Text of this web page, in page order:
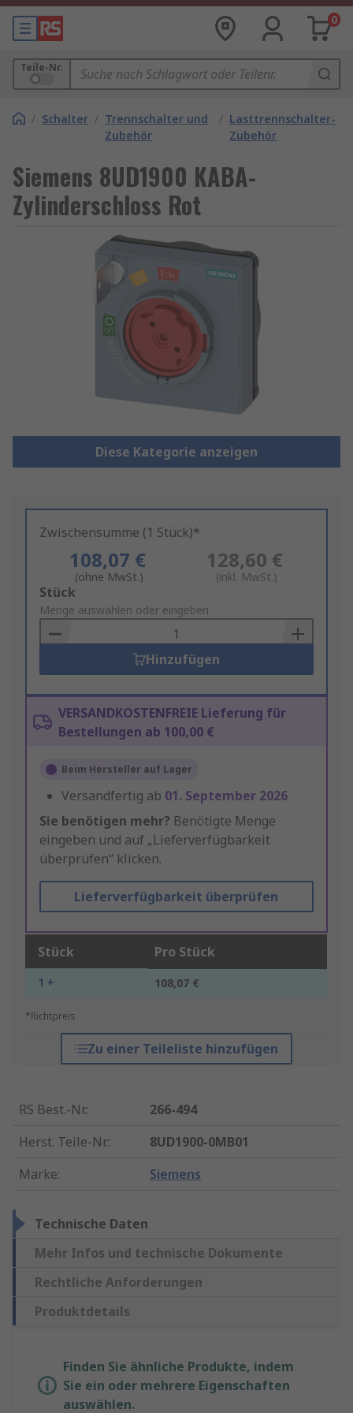
0
Teile-Nr.
/ Schalter / Trennschalter und
Zubehör
/ Lasttrennschalter-
Zubehör
Siemens 8UD1900 KABA-
Zylinderschloss Rot
Diese Kategorie anzeigen
Zwischensumme (1 Stück)*
108,07 €
(ohne MwSt.)
128,60 €
(inkl. MwSt.)
Add
to
Basket
Stück
Menge auswählen oder eingeben
Hinzufügen
VERSANDKOSTENFREIE Lieferung für
Bestellungen ab 100,00 €
Beim Hersteller auf Lager
Versandfertig ab 01. September 2026
Sie benötigen mehr? Benötigte Menge
eingeben und auf „Lieferverfügbarkeit
überprüfen“ klicken.
Lieferverfügbarkeit überprüfen
Stück Pro Stück
1 + 108,07 €
*Richtpreis
Zu einer Teileliste hinzufügen
RS Best.-Nr.:
266-494
Herst. Teile-Nr.:
8UD1900-0MB01
Marke: Siemens
Technische Daten
Mehr Infos und technische Dokumente
Rechtliche Anforderungen
Produktdetails
Finden Sie ähnliche Produkte, indem
Sie ein oder mehrere Eigenschaften
auswählen.